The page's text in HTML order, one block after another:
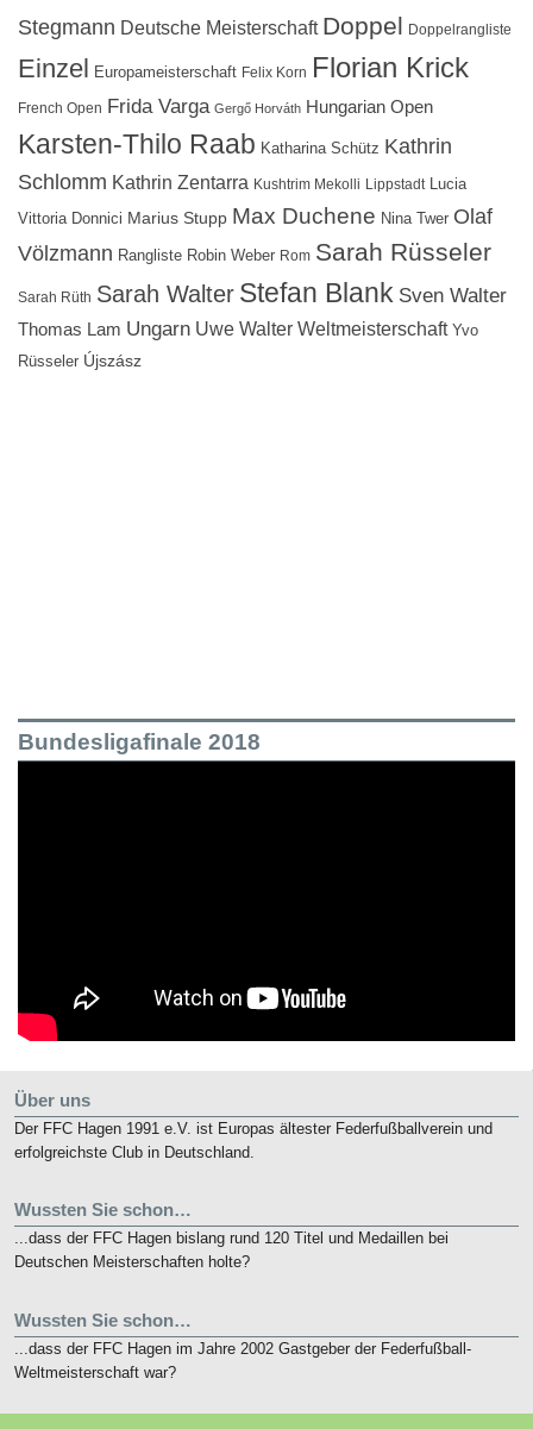
Stegmann Deutsche Meisterschaft Doppel Doppelrangliste
Einzel Europameisterschaft Felix Korn Florian Krick
French Open Frida Varga Gergő Horváth Hungarian Open
Karsten-Thilo Raab Katharina Schütz Kathrin
Schlomm Kathrin Zentarra Kushtrim Mekolli Lippstadt
Lucia
Vittoria Donnici Marius Stupp Max Duchene Nina Twer Olaf
Völzmann Rangliste Robin Weber Rom Sarah Rüsseler
Sarah Rüth Sarah Walter Stefan Blank Sven Walter
Thomas Lam Ungarn Uwe Walter Weltmeisterschaft Yvo
Rüsseler Újszász
Bundesligafinale 2018
Über uns
Der FFC Hagen 1991 e.V. ist Europas ältester Federfußballverein und
erfolgreichste Club in Deutschland.
Wussten Sie schon…
...dass der FFC Hagen bislang rund 120 Titel und Medaillen bei
Deutschen Meisterschaften holte?
Wussten Sie schon…
...dass der FFC Hagen im Jahre 2002 Gastgeber der Federfußball-
Weltmeisterschaft war?